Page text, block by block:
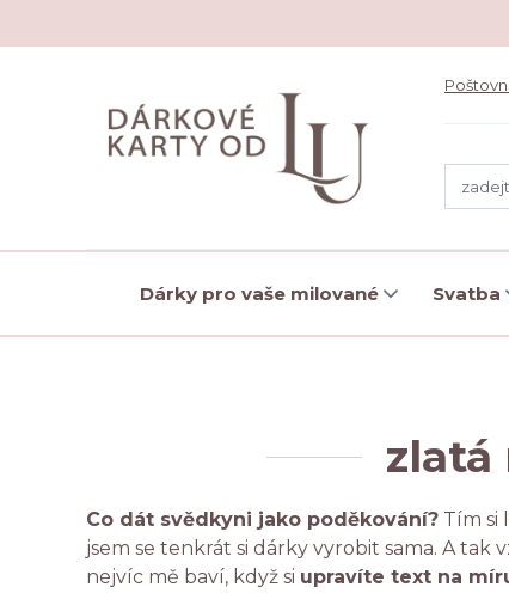
Dárky pro vaše milované Svatba
zlatá
Co dát svědkyni jako poděkování? Tím si
jsem se tenkrát si dárky vyrobit sama. A tak
nejvíc mě baví, když si upravíte text na